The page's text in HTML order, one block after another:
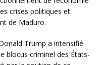
crises politiques et
de Maduro.
Trump a intensifié
blocus criminel des États-